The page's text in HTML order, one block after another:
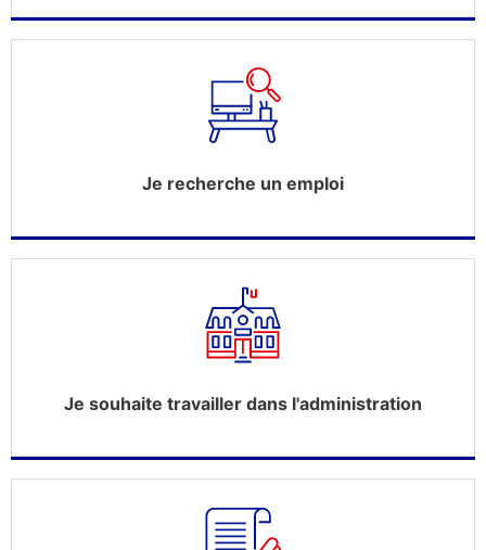
Je recherche un emploi
Je souhaite travailler dans l'administration